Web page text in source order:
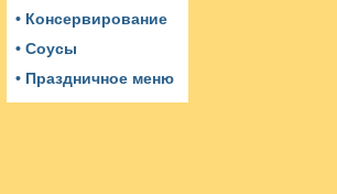
• Консервирование
• Соусы
• Праздничное меню